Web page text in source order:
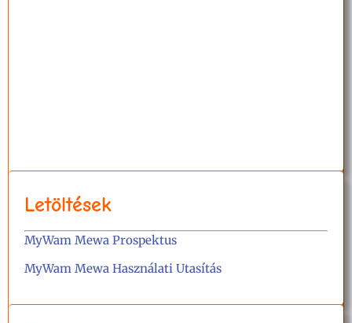
Letöltések
MyWam Mewa Prospektus
MyWam Mewa Használati Utasítás